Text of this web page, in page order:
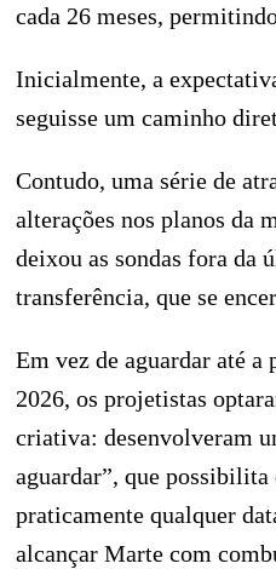
cada 26 meses,
Inicialmente, a
seguisse um caminho
Contudo, uma série de
alterações nos planos da
deixou as sondas fora da
transferência, que se
Em vez de aguardar até
2026, os projetistas
criativa: desenvolveram
aguardar”, que possibilita
praticamente qualquer
alcançar Marte com